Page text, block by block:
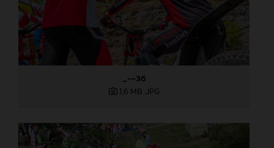
_--36
1,6 MB .JPG